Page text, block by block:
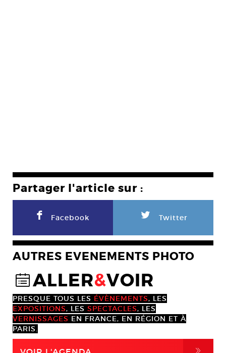
Partager l'article sur :
F Facebook L Twitter
AUTRES EVENEMENTS PHOTO
@ALLER&VOIR
PRESQUE TOUS LES ÉVÈNEMENTS, LES
EXPOSITIONS, LES SPECTACLES, LES
VERNISSAGES EN FRANCE, EN RÉGION ET À
PARIS.